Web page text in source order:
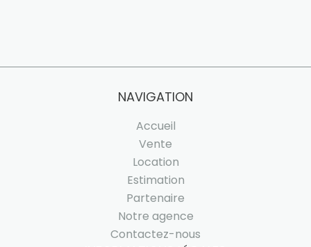
NAVIGATION
Accueil
Vente
Location
Estimation
Partenaire
Notre agence
Contactez-nous